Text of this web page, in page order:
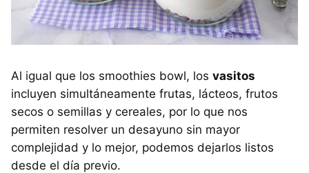
Al igual que los smoothies bowl, los vasitos
incluyen simultáneamente frutas, lácteos, frutos
secos o semillas y cereales, por lo que nos
permiten resolver un desayuno sin mayor
complejidad y lo mejor, podemos dejarlos listos
desde el día previo.